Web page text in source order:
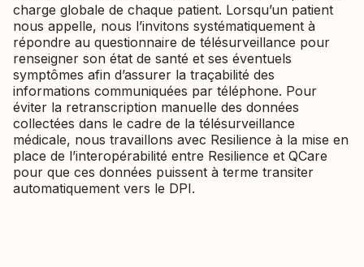
charge globale de chaque patient. Lorsqu’un patient
nous appelle, nous l’invitons systématiquement à
répondre au questionnaire de télésurveillance pour
renseigner son état de santé et ses éventuels
symptômes afin d’assurer la traçabilité des
informations communiquées par téléphone. Pour
éviter la retranscription manuelle des données
collectées dans le cadre de la télésurveillance
médicale, nous travaillons avec Resilience à la mise en
place de l’interopérabilité entre Resilience et QCare
pour que ces données puissent à terme transiter
automatiquement vers le DPI.